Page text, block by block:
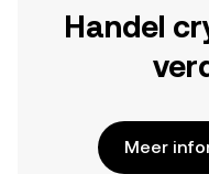
Handel
Meer